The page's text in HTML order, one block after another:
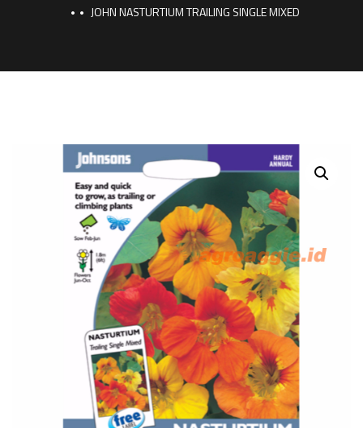
JOHN NASTURTIUM TRAILING SINGLE MIXED